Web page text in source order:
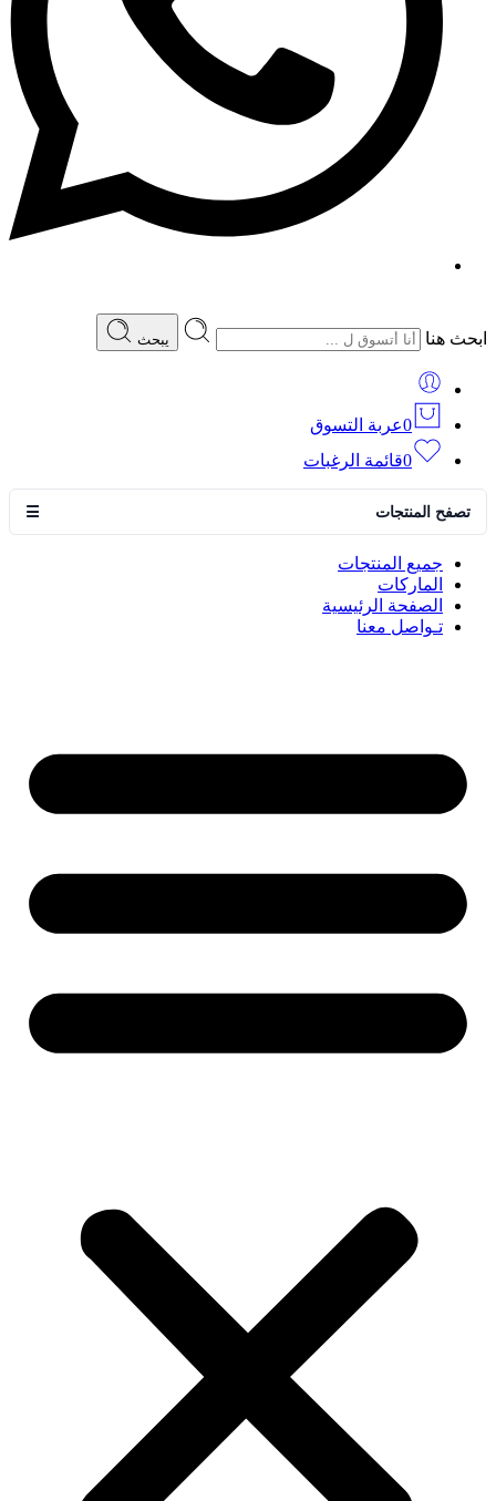
ابحث هنا يبحث
0عربة التسوق
0قائمة الرغبات
تصفح المنتجات ☰
جميع المنتجات
الماركات
الصفحة الرئيسية
تـواصل معنا